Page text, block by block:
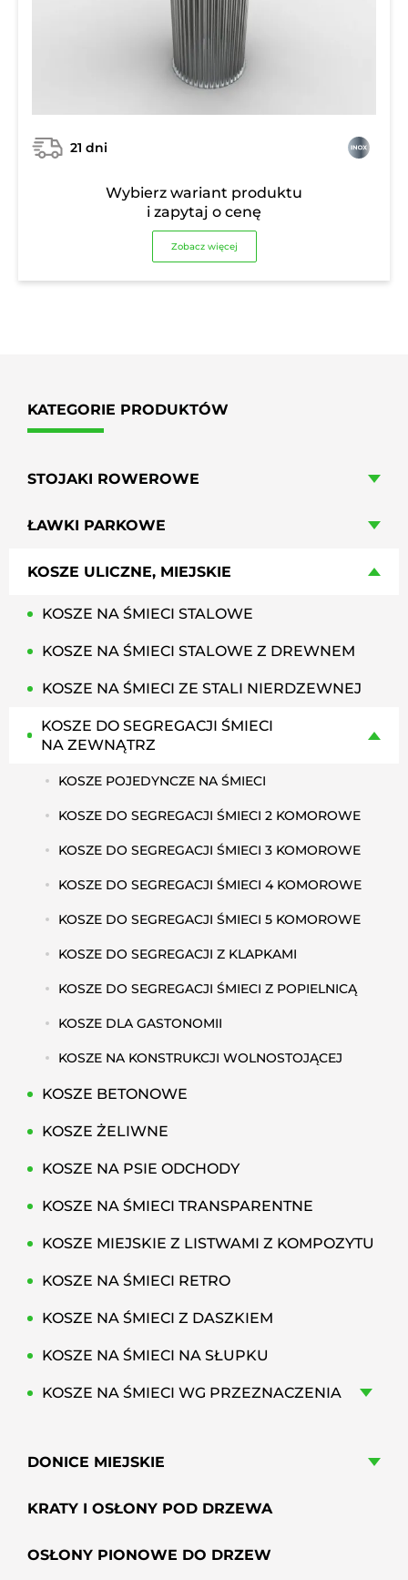
21 dni
Wybierz wariant produktu
i zapytaj o cenę
Zobacz więcej
KATEGORIE PRODUKTÓW
STOJAKI ROWEROWE
ŁAWKI PARKOWE
KOSZE ULICZNE, MIEJSKIE
KOSZE NA ŚMIECI STALOWE
KOSZE NA ŚMIECI STALOWE Z DREWNEM
KOSZE NA ŚMIECI ZE STALI NIERDZEWNEJ
KOSZE DO SEGREGACJI ŚMIECI
NA ZEWNĄTRZ
KOSZE POJEDYNCZE NA ŚMIECI
KOSZE DO SEGREGACJI ŚMIECI 2 KOMOROWE
KOSZE DO SEGREGACJI ŚMIECI 3 KOMOROWE
KOSZE DO SEGREGACJI ŚMIECI 4 KOMOROWE
KOSZE DO SEGREGACJI ŚMIECI 5 KOMOROWE
KOSZE DO SEGREGACJI Z KLAPKAMI
KOSZE DO SEGREGACJI ŚMIECI Z POPIELNICĄ
KOSZE DLA GASTONOMII
KOSZE NA KONSTRUKCJI WOLNOSTOJĄCEJ
KOSZE BETONOWE
KOSZE ŻELIWNE
KOSZE NA PSIE ODCHODY
KOSZE NA ŚMIECI TRANSPARENTNE
KOSZE MIEJSKIE Z LISTWAMI Z KOMPOZYTU
KOSZE NA ŚMIECI RETRO
KOSZE NA ŚMIECI Z DASZKIEM
KOSZE NA ŚMIECI NA SŁUPKU
KOSZE NA ŚMIECI WG PRZEZNACZENIA
DONICE MIEJSKIE
KRATY I OSŁONY POD DRZEWA
OSŁONY PIONOWE DO DRZEW